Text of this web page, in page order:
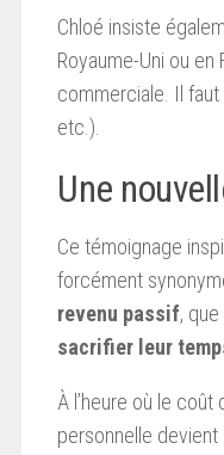
Chloé insiste
Royaume-Uni ou
commerciale. Il faut
etc.).
Une
Ce témoignage
forcément
revenu passif,
sacrifier leur
À l’heure où le
personnelle